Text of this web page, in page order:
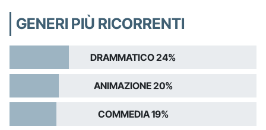
GENERI PIÙ RICORRENTI
DRAMMATICO 24%
ANIMAZIONE 20%
COMMEDIA 19%